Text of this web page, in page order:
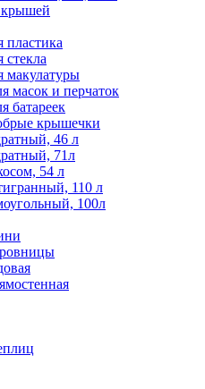
крышей
пластика
стекла
макулатуры
масок и перчаток
батареек
крышечки
46 л
71л
54 л
110 л
100л